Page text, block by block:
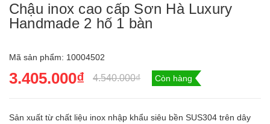
Chậu inox cao cấp Sơn Hà Luxury
Handmade 2 hố 1 bàn
Mã sản phẩm: 10004502
3.405.000₫ 4.540.000₫ Còn hàng
Sản xuất từ chất liệu inox nhập khẩu siêu bền SUS304 trên dây